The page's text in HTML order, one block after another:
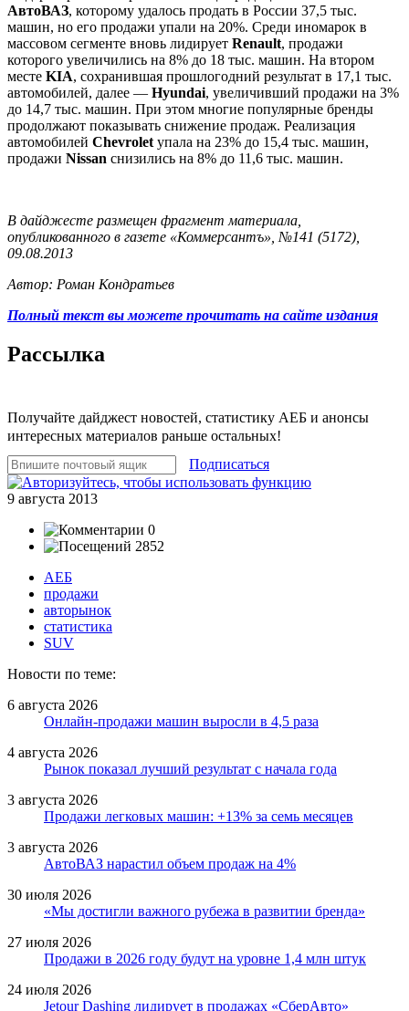
АвтоВАЗ, которому удалось продать в России 37,5 тыс.
машин, но его продажи упали на 20%. Среди иномарок в
массовом сегменте вновь лидирует Renault, продажи
которого увеличились на 8% до 18 тыс. машин. На втором
месте KIA, сохранившая прошлогодний результат в 17,1 тыс.
автомобилей, далее — Hyundai, увеличивший продажи на 3%
до 14,7 тыс. машин. При этом многие популярные бренды
продолжают показывать снижение продаж. Реализация
автомобилей Chevrolet упала на 23% до 15,4 тыс. машин,
продажи Nissan снизились на 8% до 11,6 тыс. машин.
В дайджесте размещен фрагмент материала,
опубликованного в газете «Коммерсантъ», №141 (5172),
09.08.2013
Автор: Роман Кондратьев
Полный текст вы можете прочитать на сайте издания
Рассылка
Получайте дайджест новостей, статистику АЕБ и анонсы
интересных материалов раньше остальных!
Подписаться
9 августа 2013
0
2852
АЕБ
продажи
авторынок
статистика
SUV
Новости по теме:
6 августа 2026
Онлайн-продажи машин выросли в 4,5 раза
4 августа 2026
Рынок показал лучший результат с начала года
3 августа 2026
Продажи легковых машин: +13% за семь месяцев
3 августа 2026
АвтоВАЗ нарастил объем продаж на 4%
30 июля 2026
«Мы достигли важного рубежа в развитии бренда»
27 июля 2026
Продажи в 2026 году будут на уровне 1,4 млн штук
24 июля 2026
Jetour Dashing лидирует в продажах «СберАвто»